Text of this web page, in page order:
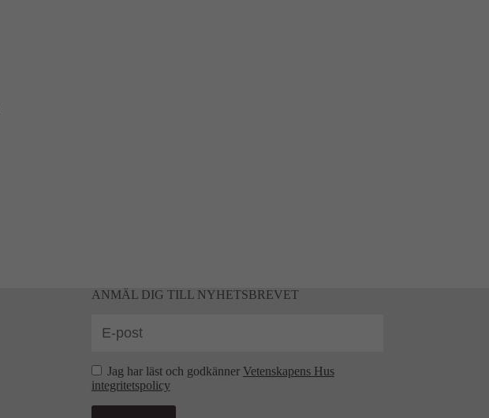
ANMÄL DIG TILL NYHETSBREVET
Jag har läst och godkänner Vetenskapens Hus
integritetspolicy